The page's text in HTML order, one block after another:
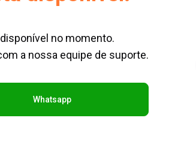
no momento.
a nossa equipe de suporte.
Whatsapp